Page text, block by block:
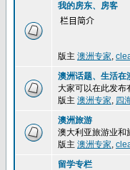
我的房东、房客
栏目简介
版主 澳洲专家,
澳洲话题、生活在
大家可以在此发布
版主 澳洲专家, 四
澳洲旅游
澳大利亚旅游业
版主 澳洲专家,
留学专栏